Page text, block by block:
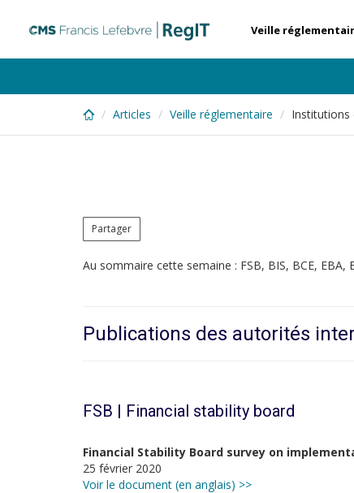
content
Veille
Articles Veille réglementaire Institutions
Partager
Au sommaire cette semaine : FSB, BIS, BCE, EBA,
Publications des autorités
FSB | Financial stability board
Financial Stability Board survey on
25 février 2020
Voir le document (en anglais) >>